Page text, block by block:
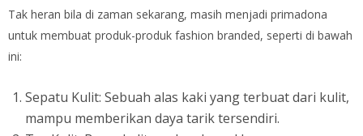
Tak heran bila di zaman sekarang, masih menjadi primadona
untuk membuat produk-produk fashion branded, seperti di bawah
ini:
Sepatu Kulit: Sebuah alas kaki yang terbuat dari kulit,
mampu memberikan daya tarik tersendiri.